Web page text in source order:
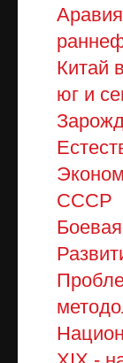
Китай
юг и
СССР